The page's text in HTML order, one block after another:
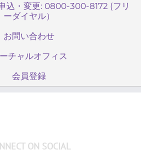
込・変更: 0800-300-8172 (フリ
ーダイヤル）
お問い合わせ
チャルオフィス
会員登録
ON SOCIAL